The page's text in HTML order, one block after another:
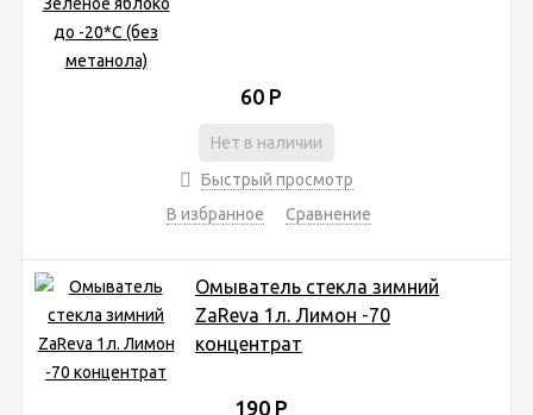
60 Р
Нет в наличии
Быстрый просмотр
В избранное
Сравнение
Омыватель стекла зимний
ZaReva 1л. Лимон -70
концентрат
190 Р